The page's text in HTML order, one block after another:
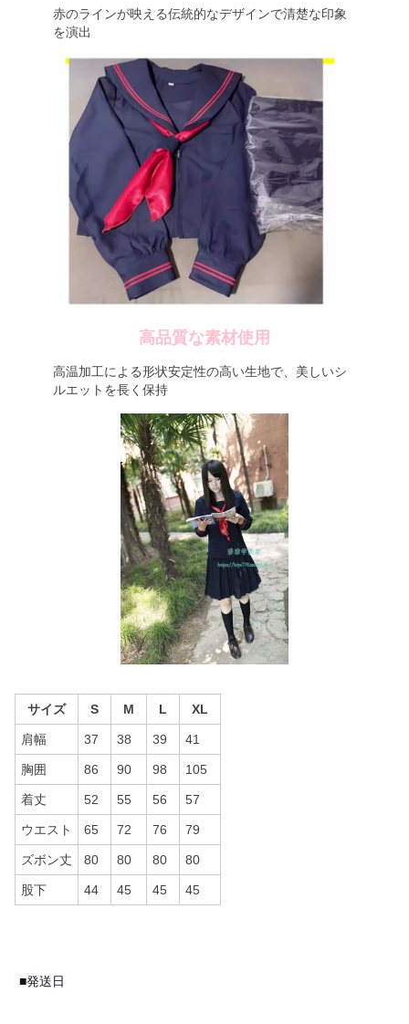
赤のラインが映える伝統的なデザインで清楚な印象
を演出
高品質な素材使用
高温加工による形状安定性の高い生地で、美しいシ
ルエットを長く保持
サイズ S M L XL
肩幅 37 38 39 41
胸囲 86 90 98 105
着丈 52 55 56 57
ウエスト 65 72 76 79
ズボン丈 80 80 80 80
股下 44 45 45 45
■発送日